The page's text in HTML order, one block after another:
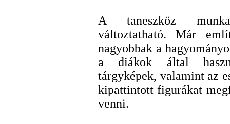
A taneszköz
változtatható. Már
nagyobbak a
a diákok által
tárgyképek, valamint az
kipattintott figurákat
venni.